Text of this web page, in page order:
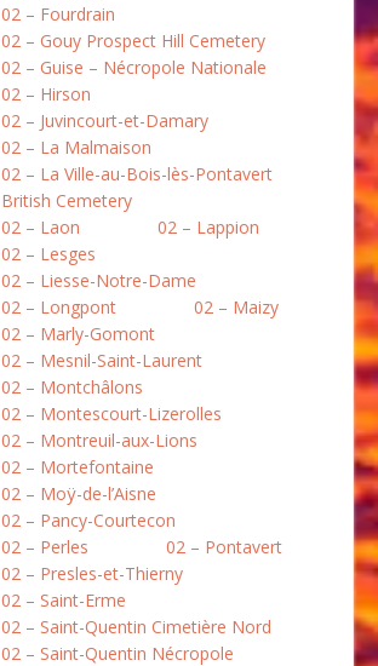
02 – Fourdrain
02 – Gouy Prospect Hill Cemetery
02 – Guise – Nécropole Nationale
02 – Hirson
02 – Juvincourt-et-Damary
02 – La Malmaison
02 – La Ville-au-Bois-lès-Pontavert
British Cemetery
02 – Laon
02 – Lappion
02 – Lesges
02 – Liesse-Notre-Dame
02 – Longpont
02 – Maizy
02 – Marly-Gomont
02 – Mesnil-Saint-Laurent
02 – Montchâlons
02 – Montescourt-Lizerolles
02 – Montreuil-aux-Lions
02 – Mortefontaine
02 – Moÿ-de-l’Aisne
02 – Pancy-Courtecon
02 – Perles
02 – Pontavert
02 – Presles-et-Thierny
02 – Saint-Erme
02 – Saint-Quentin Cimetière Nord
02 – Saint-Quentin Nécropole